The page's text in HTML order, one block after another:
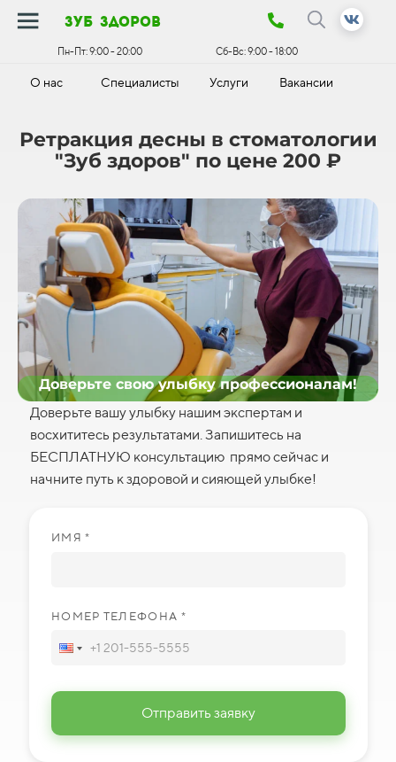
зуб здоров
Пн-Пт:9:00 - 20:00 Сб-Вс:9:00 - 18:00
О нас Специалисты Услуги Вакансии
Ретракция десны в стоматологии
"Зуб здоров" по цене 200 ₽
Доверьте свою улыбку профессионалам!
Доверьте вашу улыбку нашим экспертам и
восхититесь результатами. Запишитесь на
БЕСПЛАТНУЮ консультацию прямо сейчас и
начните путь к здоровой и сияющей улыбке!
ИМЯ *
НОМЕР ТЕЛЕФОНА *
Отправить заявку